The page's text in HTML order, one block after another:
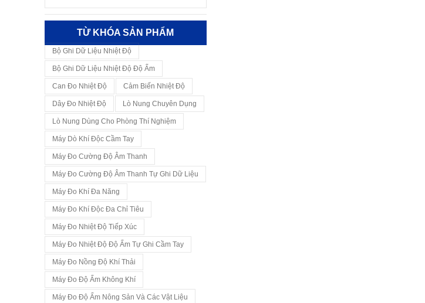
TỪ KHÓA SẢN PHẨM
Bộ Ghi Dữ Liệu Nhiệt Độ
Bộ Ghi Dữ Liệu Nhiệt Độ Độ Ẩm
Can Đo Nhiệt Độ Cảm Biến Nhiệt Độ
Dây Đo Nhiệt Độ Lò Nung Chuyên Dụng
Lò Nung Dùng Cho Phòng Thí Nghiệm
Máy Dò Khí Độc Cầm Tay
Máy Đo Cường Độ Âm Thanh
Máy Đo Cường Độ Âm Thanh Tự Ghi Dữ Liệu
Máy Đo Khí Đa Năng
Máy Đo Khí Độc Đa Chỉ Tiêu
Máy Đo Nhiệt Độ Tiếp Xúc
Máy Đo Nhiệt Độ Độ Ẩm Tự Ghi Cầm Tay
Máy Đo Nồng Độ Khí Thải
Máy Đo Độ Ẩm Không Khí
Máy Đo Độ Ẩm Nông Sản Và Các Vật Liệu